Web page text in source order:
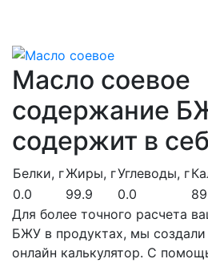
Масло соевое
содержание
содержит в
Белки, гЖиры, гУглеводы, г
0.0
99.9 0.0
Для более точного расчета
БЖУ в продуктах, мы создали
онлайн калькулятор. С